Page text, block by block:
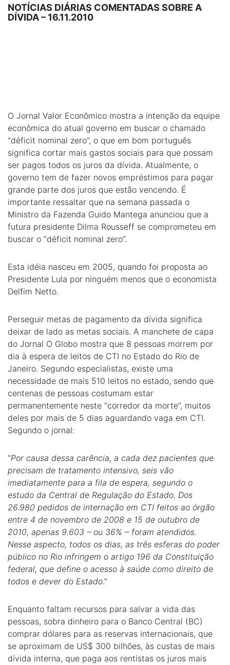
NOTÍCIAS DIÁRIAS COMENTADAS SOBRE A
DÍVIDA – 16.11.2010
O Jornal Valor Econômico mostra a intenção da equipe
econômica do atual governo em buscar o chamado
“déficit nominal zero”, o que em bom português
significa cortar mais gastos sociais para que possam
ser pagos todos os juros da dívida. Atualmente, o
governo tem de fazer novos empréstimos para pagar
grande parte dos juros que estão vencendo. É
importante ressaltar que na semana passada o
Ministro da Fazenda Guido Mantega anunciou que a
futura presidente Dilma Rousseff se comprometeu em
buscar o “déficit nominal zero”.
Esta idéia nasceu em 2005, quando foi proposta ao
Presidente Lula por ninguém menos que o economista
Delfim Netto.
Perseguir metas de pagamento da dívida significa
deixar de lado as metas sociais. A manchete de capa
do Jornal O Globo mostra que 8 pessoas morrem por
dia à espera de leitos de CTI no Estado do Rio de
Janeiro. Segundo especialistas, existe uma
necessidade de mais 510 leitos no estado, sendo que
centenas de pessoas costumam estar
permanentemente neste “corredor da morte”, muitos
deles por mais de 5 dias aguardando vaga em CTI.
Segundo o jornal:
“Por causa dessa carência, a cada dez pacientes que
precisam de tratamento intensivo, seis vão
imediatamente para a fila de espera, segundo o
estudo da Central de Regulação do Estado. Dos
26.980 pedidos de internação em CTI feitos ao órgão
entre 4 de novembro de 2008 e 15 de outubro de
2010, apenas 9.603 – ou 36% – foram atendidos.
Nesse aspecto, todos os dias, as três esferas do poder
público no Rio infringem o artigo 196 da Constituição
federal, que define o acesso à saúde como direito de
todos e dever do Estado.”
Enquanto faltam recursos para salvar a vida das
pessoas, sobra dinheiro para o Banco Central (BC)
comprar dólares para as reservas internacionais, que
se aproximam de US$ 300 bilhões, às custas de mais
dívida interna, que paga aos rentistas os juros mais